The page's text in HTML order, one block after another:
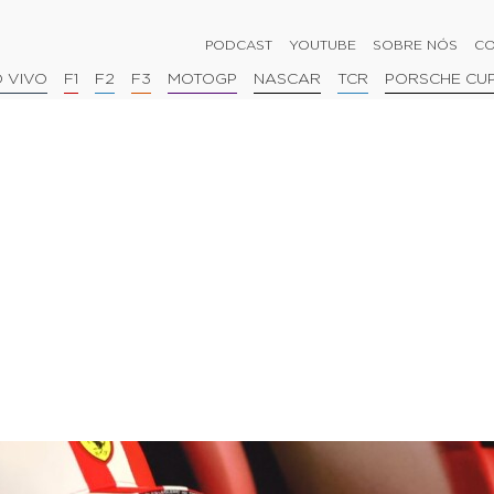
PODCAST YOUTUBE SOBRE NÓS
VIVO F1 F2 F3 MOTOGP NASCAR TCR PORSCHE